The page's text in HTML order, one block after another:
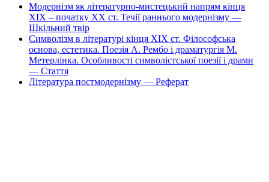
Модернізм як літературно-мистецький напрям кінця
XIX – початку XX ст. Течії раннього модернізму —
Шкільний твір
Символізм в літературі кінця ХІХ ст. Філософська
основа, естетика. Поезія А. Рембо і драматургія М.
Метерлінка. Особливості символістської поезії і драми
— Стаття
Література постмодернізму — Реферат